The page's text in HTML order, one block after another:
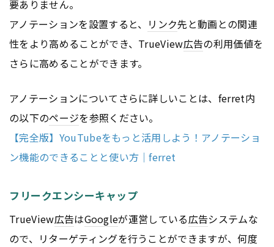
要ありません。
アノテーションを設置すると、 リンク先と動画との関連
性をより高めることができ、TrueView広告の利用価値を
さらに高めることができます。
アノテーションについてさらに詳しいことは、ferret内
の以下のページを参照ください。
【完全版】YouTubeをもっと活用しよう！アノテーショ
ン機能のできることと使い方｜ferret
フリークエンシーキャップ
TrueView広告はGoogleが運営している広告システムな
ので、リターゲティングを行うことができますが、何度